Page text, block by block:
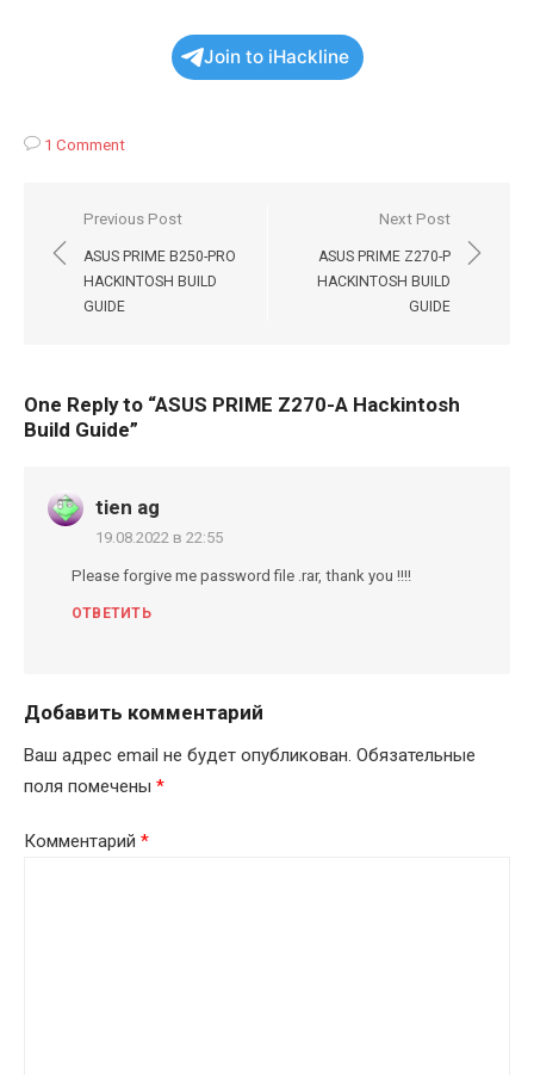
Join to iHackline
1 Comment
Навигация
по
записям
Previous Post
ASUS PRIME B250-PRO
HACKINTOSH BUILD
GUIDE
Next Post
ASUS PRIME Z270-P
HACKINTOSH BUILD
GUIDE
One Reply to “ASUS PRIME Z270-A Hackintosh
Build Guide”
tien ag
19.08.2022 в 22:55
Please forgive me password file .rar, thank you !!!!
ОТВЕТИТЬ
Добавить комментарий
Ваш адрес email не будет опубликован. Обязательные
поля помечены *
Комментарий *